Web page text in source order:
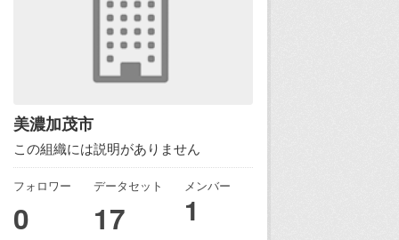
美濃加茂市
この組織には説明がありません
フォロワー
0
データセット
17
メンバー
1